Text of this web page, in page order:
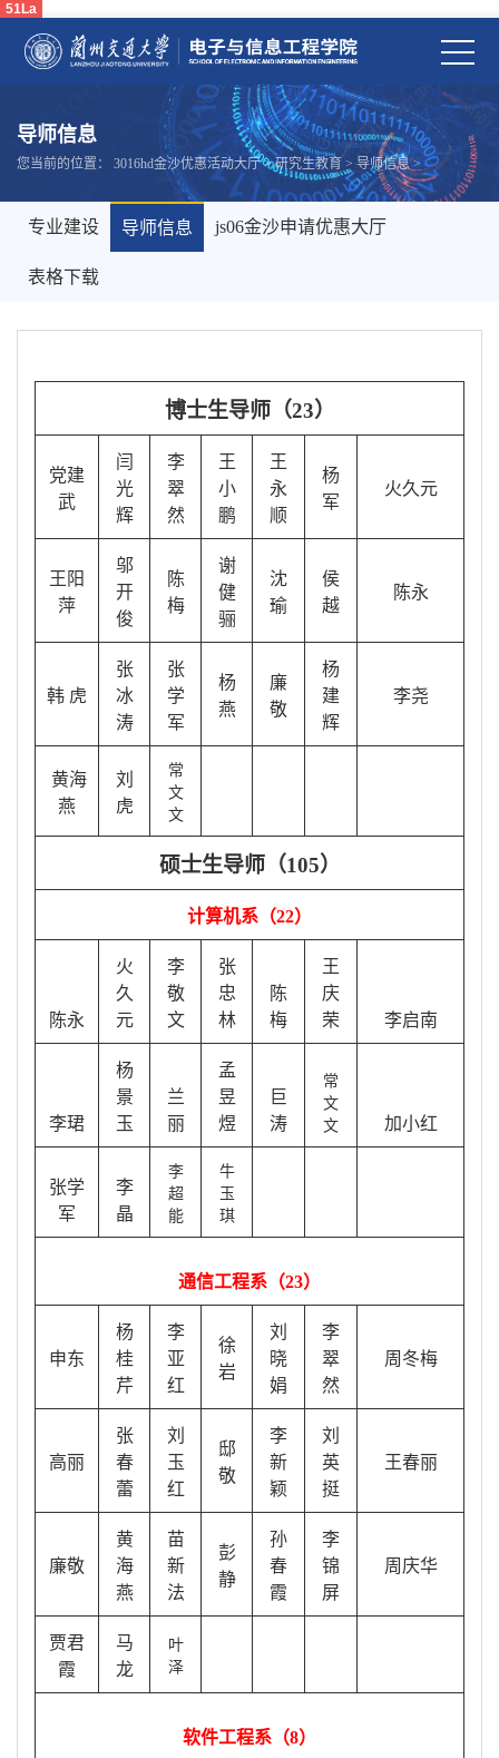
51La
导师信息
您当前的位置： 3016hd金沙优惠活动大厅>研究生教育> 导师信息>
专业建设 导师信息 js06金沙申请优惠大厅
表格下载
博士生导师（23）
党建
武
闫
光
辉
李
翠
然
王
小
鹏
王
永
顺
杨
军
火久元
王阳
萍
邬
开
俊
陈
梅
谢
健
骊
沈
瑜
侯
越
陈永
韩 虎
张
冰
涛
张
学
军
杨
燕
廉
敬
杨
建
辉
李尧
黄海
燕
刘
虎
常
文
文
硕士生导师（105）
计算机系（22）
陈永
火
久
元
李
敬
文
张
忠
林
陈
梅
王
庆
荣
李启南
李珺
杨
景
玉
兰
丽
孟
昱
煜
巨
涛
常
文
文
加小红
张学
军
李
晶
李
超
能
牛
玉
琪
通信工程系（23）
申东
杨
桂
芹
李
亚
红
徐
岩
刘
晓
娟
李
翠
然
周冬梅
高丽
张
春
蕾
刘
玉
红
邸
敬
李
新
颖
刘
英
挺
王春丽
廉敬
黄
海
燕
苗
新
法
彭
静
孙
春
霞
李
锦
屏
周庆华
贾君
霞
马
龙
叶
泽
软件工程系（8）